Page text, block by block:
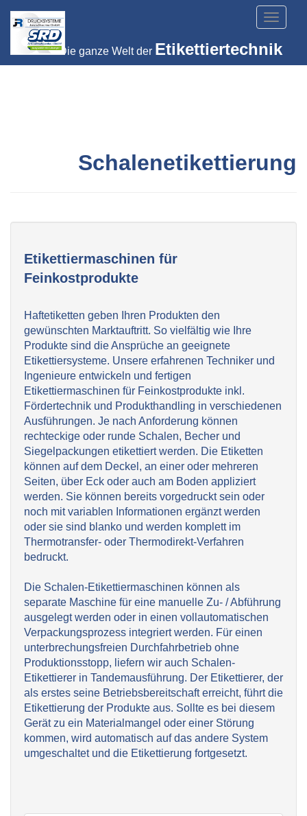
Toggle
Die ganze Welt der Etikettiertechnik
Schalenetikettierung
Etikettiermaschinen für
Feinkostprodukte
Haftetiketten geben Ihren Produkten den
gewünschten Marktauftritt. So vielfältig wie Ihre
Produkte sind die Ansprüche an geeignete
Etikettiersysteme. Unsere erfahrenen Techniker und
Ingenieure entwickeln und fertigen
Etikettiermaschinen für Feinkostprodukte inkl.
Fördertechnik und Produkthandling in verschiedenen
Ausführungen. Je nach Anforderung können
rechteckige oder runde Schalen, Becher und
Siegelpackungen etikettiert werden. Die Etiketten
können auf dem Deckel, an einer oder mehreren
Seiten, über Eck oder auch am Boden appliziert
werden. Sie können bereits vorgedruckt sein oder
noch mit variablen Informationen ergänzt werden
oder sie sind blanko und werden komplett im
Thermotransfer- oder Thermodirekt-Verfahren
bedruckt.
Die Schalen-Etikettiermaschinen können als
separate Maschine für eine manuelle Zu- / Abführung
ausgelegt werden oder in einen vollautomatischen
Verpackungsprozess integriert werden. Für einen
unterbrechungsfreien Durchfahrbetrieb ohne
Produktionsstopp, liefern wir auch Schalen-
Etikettierer in Tandemausführung. Der Etikettierer, der
als erstes seine Betriebsbereitschaft erreicht, führt die
Etikettierung der Produkte aus. Sollte es bei diesem
Gerät zu ein Materialmangel oder einer Störung
kommen, wird automatisch auf das andere System
umgeschaltet und die Etikettierung fortgesetzt.